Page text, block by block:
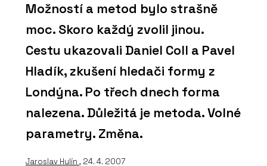
Možností a metod bylo strašně
moc. Skoro každý zvolil jinou.
Cestu ukazovali Daniel Coll a Pavel
Hladík, zkušení hledači formy z
Londýna. Po třech dnech forma
nalezena. Důležitá je metoda. Volné
parametry. Změna.
Jaroslav Hulín , 24. 4. 2007